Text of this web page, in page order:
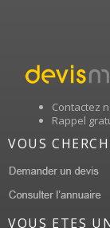
Contactez
Rappel
VOUS
VOUS ETES